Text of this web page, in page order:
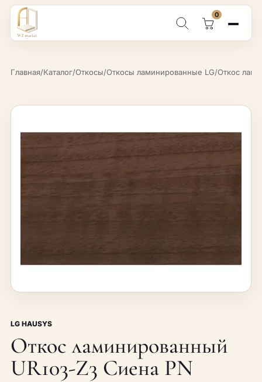
Поиск по каталогу
0
Главная/Каталог/Откосы/Откосы ламинированные LG/Откос
LG HAUSYS
Откос ламинированный
UR103-Z3 Сиена PN